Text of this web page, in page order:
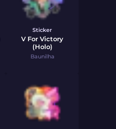
Sticker
V For Victory
(Holo)
Baunilha